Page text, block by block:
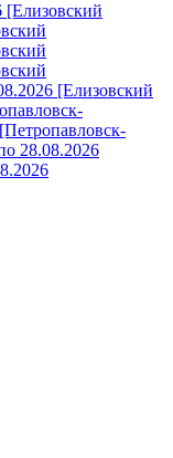
[Елизовский
28.08.2026